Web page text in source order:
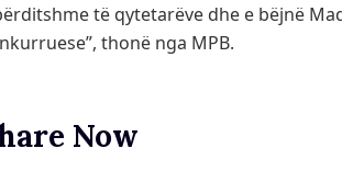
të qytetarëve dhe e bëjnë
thonë nga MPB.
Now